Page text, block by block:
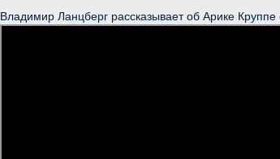
Владимир Ланцберг рассказывает об Арике